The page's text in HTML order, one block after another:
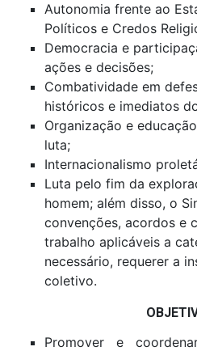
Autonomia frente ao
Políticos e Credos
Democracia e
ações e decisões;
Combatividade em
históricos e imediatos
Organização e
luta;
Internacionalismo
Luta pelo fim da
homem; além disso, o
convenções, acordos e
trabalho aplicáveis a
necessário, requerer a
coletivo.
Promover e